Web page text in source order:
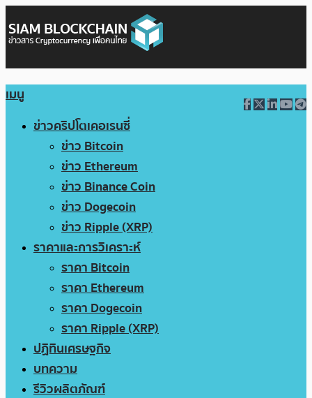
เมนู
ข่าวคริปโตเคอเรนซี่
ข่าว Bitcoin
ข่าว Ethereum
ข่าว Binance Coin
ข่าว Dogecoin
ข่าว Ripple (XRP)
ราคาและการวิเคราะห์
ราคา Bitcoin
ราคา Ethereum
ราคา Dogecoin
ราคา Ripple (XRP)
ปฏิทินเศรษฐกิจ
บทความ
รีวิวผลิตภัณฑ์